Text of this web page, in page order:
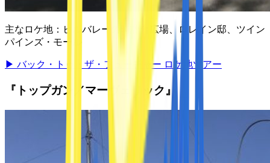
主なロケ地： ヒルバレーの時計台広場、ロレイン邸、ツイン
パインズ・モール
▶ バック・トゥ・ザ・フューチャー ロケ地ツアー
『トップガン／マーヴェリック』